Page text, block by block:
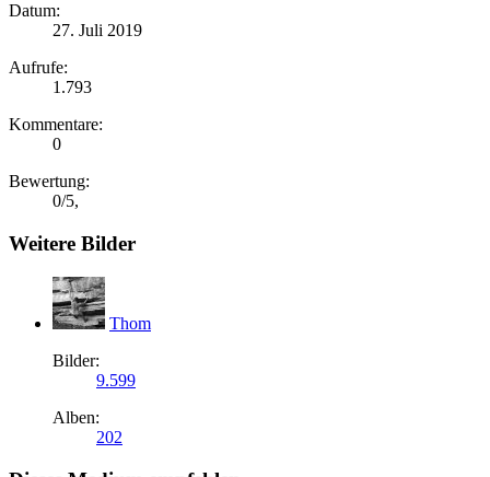
Datum:
27. Juli 2019
Aufrufe:
1.793
Kommentare:
0
Bewertung:
0/5,
Weitere Bilder
Thom
Bilder:
9.599
Alben:
202